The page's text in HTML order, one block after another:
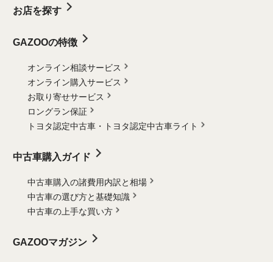
お店を探す
GAZOOの特徴
オンライン相談サービス
オンライン購入サービス
お取り寄せサービス
ロングラン保証
トヨタ認定中古車・
トヨタ認定中古車ライト
中古車購入ガイド
中古車購入の諸費用内訳と相場
中古車の選び方と基礎知識
中古車の上手な買い方
GAZOOマガジン